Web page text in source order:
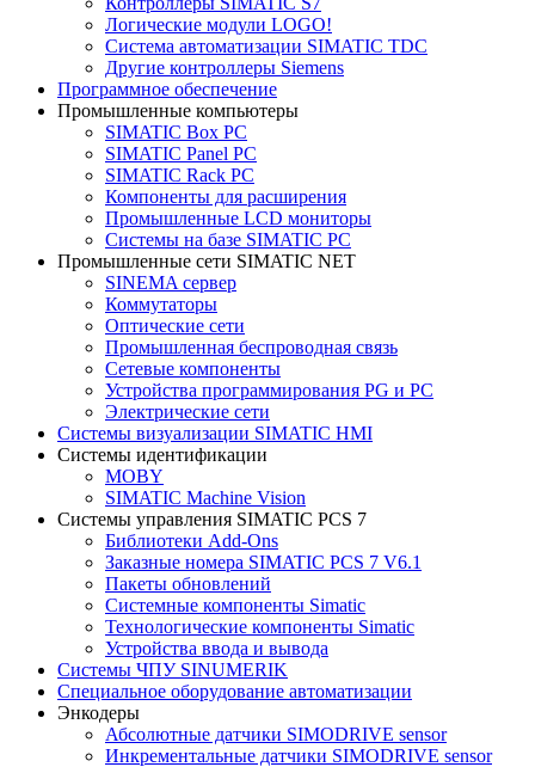
Логические модули LOGO!
Система автоматизации SIMATIC TDC
Другие контроллеры Siemens
Программное обеспечение
Промышленные компьютеры
SIMATIC Box PC
SIMATIC Panel PС
SIMATIC Rack PC
Компоненты для расширения
Промышленные LCD мониторы
Системы на базе SIMATIC PC
Промышленные сети SIMATIC NET
SINEMA сервер
Коммутаторы
Оптические сети
Промышленная беспроводная связь
Сетевые компоненты
Устройства программирования PG и PC
Электрические сети
Системы визуализации SIMATIC HMI
Системы идентификации
MOBY
SIMATIC Machine Vision
Системы управления SIMATIC PCS 7
Библиотеки Add-Ons
Заказные номера SIMATIC PCS 7 V6.1
Пакеты обновлений
Системные компоненты Simatic
Технологические компоненты Simatic
Устройства ввода и вывода
Системы ЧПУ SINUMERIK
Специальное оборудование автоматизации
Энкодеры
Абсолютные датчики SIMODRIVE sensor
Инкрементальные датчики SIMODRIVE sensor